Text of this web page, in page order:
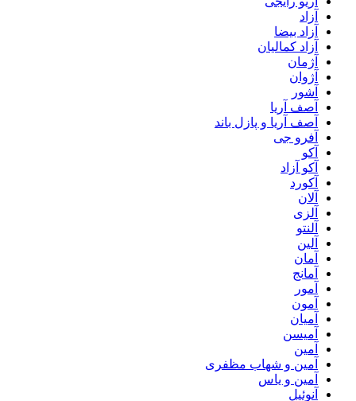
آزاد
آزاد بیضا
آزاد کمالیان
آژمان
آژوان
آشور
آصف آریا
آصف آریا و پازل باند
آفرو جی
آکو
آکو آزاد
آکورد
آلان
آلزی
آلنتو
آلین
آمان
آمانج
آمور
آمون
آمیان
آمیسن
آمین
آمین و شهاب مظفری
آمین و یاس
آنوئیل